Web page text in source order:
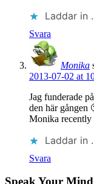
Laddar in
Svara
Monika
2013-07-02 at
Jag funderade
den här gången
Monika recently
Laddar in
Svara